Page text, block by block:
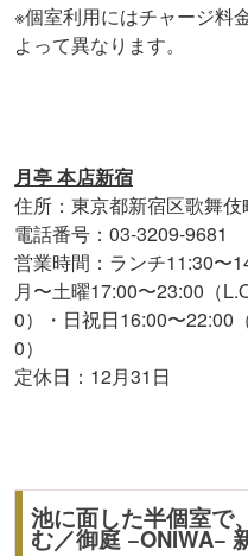
※個室利用にはチャージ料
よって異なります。
月亭 本店新宿
住所：東京都新宿区歌舞
電話番号：03-3209-9681
営業時間：ランチ11:30〜
月〜土曜17:00〜23:00（
0）・日祝日16:00〜22:00
0）
定休日：12月31日
池に面した半個室で
む／御庭 −ONIWA−